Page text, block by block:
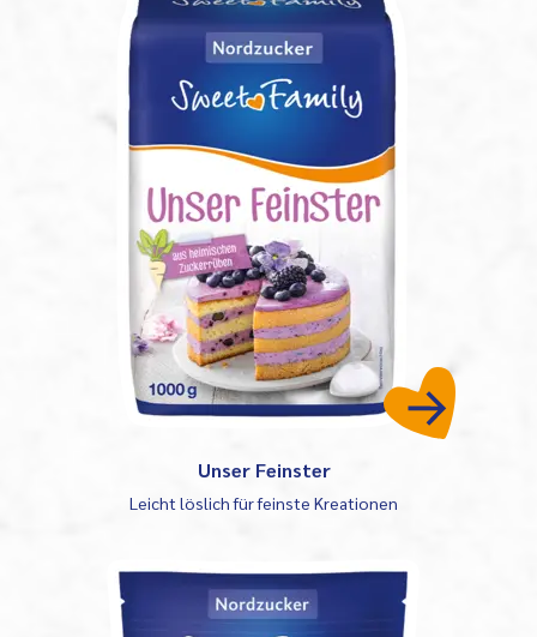
Unser Feinster
Leicht löslich für feinste Kreationen